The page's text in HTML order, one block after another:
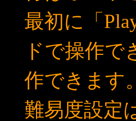
最初に「
ドで操作
作できます。
難易度設定